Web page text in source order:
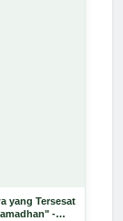
yang Tersesat
-